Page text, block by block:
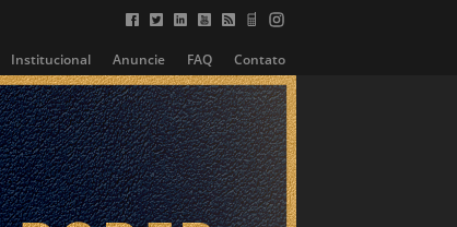
Institucional Anuncie FAQ Contato